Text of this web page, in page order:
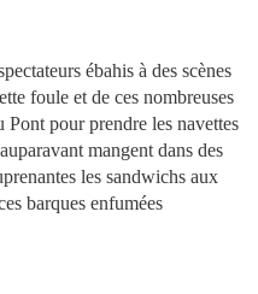
ébahis à des scènes
foule et de ces nombreuses
pour prendre les navettes
mangent dans des
les sandwichs aux
barques enfumées